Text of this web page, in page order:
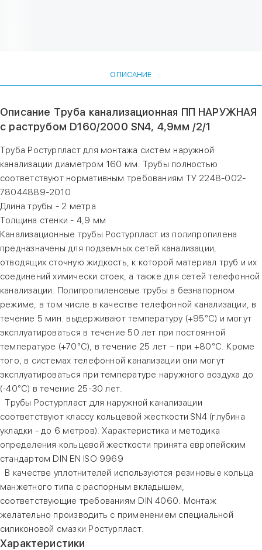
ОПИСАНИЕ
Описание Труба канализационная ПП НАРУЖНАЯ
с раструбом D160/2000 SN4, 4,9мм /2/1
Труба Ростурпласт для монтажа систем наружной
канализации диаметром 160 мм. Трубы полностью
соответствуют нормативным требованиям ТУ 2248-002-
78044889-2010
Длина трубы - 2 метра
Толщина стенки - 4,9 мм
Канализационные трубы Ростурпласт из полипропилена
предназначены для подземных сетей канализации,
отводящих сточную жидкость, к которой материал труб и их
соединений химически стоек, а также для сетей телефонной
канализации. Полипропиленовые трубы в безнапорном
режиме, в том числе в качестве телефонной канализации, в
течение 5 мин. выдерживают температуру (+95°С) и могут
эксплуатироваться в течение 50 лет при постоянной
температуре (+70°С), в течение 25 лет – при +80°С. Кроме
того, в системах телефонной канализации они могут
эксплуатироваться при температуре наружного воздуха до
(-40°С) в течение 25-30 лет.
Трубы Ростурпласт для наружной канализации
соответствуют классу кольцевой жесткости SN4 (глубина
укладки - до 6 метров). Характеристика и методика
определения кольцевой жесткости принята европейским
стандартом DIN EN ISO 9969
В качестве уплотнителей используются резиновые кольца
манжетного типа с распорным вкладышем,
соответствующие требованиям DIN 4060. Монтаж
желательно производить с применением специальной
силиконовой смазки Ростурпласт.
Характеристики